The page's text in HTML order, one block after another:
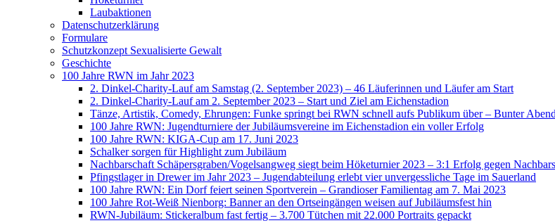
Laubaktionen
Datenschutzerklärung
Formulare
Schutzkonzept Sexualisierte Gewalt
Geschichte
100 Jahre RWN im Jahr 2023
2. Dinkel-Charity-Lauf am Samstag (2. September 2023) – 46 Läuferinnen und Läufer am Start
2. Dinkel-Charity-Lauf am 2. September 2023 – Start und Ziel am Eichenstadion
Tänze, Artistik, Comedy, Ehrungen: Funke springt bei RWN schnell aufs Publikum über – Bunter
100 Jahre RWN: Jugendturniere der Jubiläumsvereine im Eichenstadion ein voller Erfolg
100 Jahre RWN: KIGA-Cup am 17. Juni 2023
Schalker sorgen für Highlight zum Jubiläum
Nachbarschaft Schäpersgraben/Vogelsangweg siegt beim Höketurnier 2023 – 3:1 Erfolg gegen
Pfingstlager in Drewer im Jahr 2023 – Jugendabteilung erlebt vier unvergessliche Tage im Sauerland
100 Jahre RWN: Ein Dorf feiert seinen Sportverein – Grandioser Familientag am 7. Mai 2023
100 Jahre Rot-Weiß Nienborg: Banner an den Ortseingängen weisen auf Jubiläumsfest hin
RWN-Jubiläum: Stickeralbum fast fertig – 3.700 Tütchen mit 22.000 Portraits gepackt